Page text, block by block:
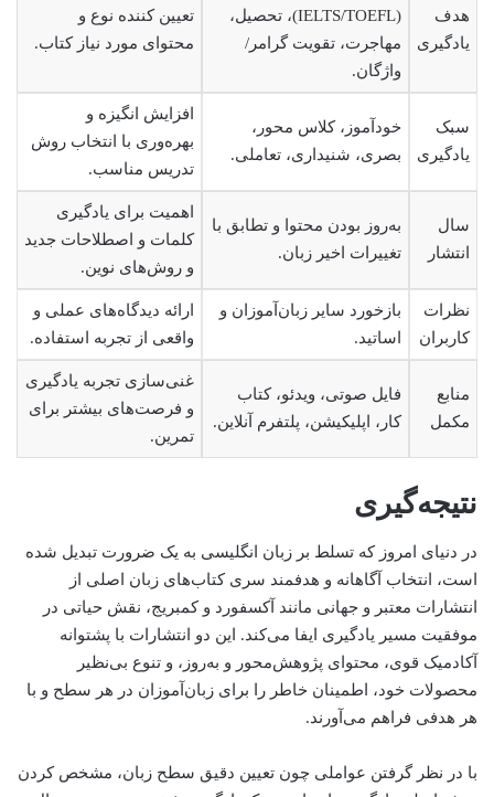
هدف
یادگیری
(IELTS/TOEFL)، تحصیل،
مهاجرت، تقویت گرامر/
واژگان.
تعیین کننده نوع و
محتوای مورد نیاز کتاب.
سبک
یادگیری
خودآموز، کلاس محور،
بصری، شنیداری، تعاملی.
افزایش انگیزه و
بهره‌وری با انتخاب روش
تدریس مناسب.
سال
انتشار
به‌روز بودن محتوا و تطابق با
تغییرات اخیر زبان.
اهمیت برای یادگیری
کلمات و اصطلاحات جدید
و روش‌های نوین.
نظرات
کاربران
بازخورد سایر زبان‌آموزان و
اساتید.
ارائه دیدگاه‌های عملی و
واقعی از تجربه استفاده.
منابع
مکمل
فایل صوتی، ویدئو، کتاب
کار، اپلیکیشن، پلتفرم آنلاین.
غنی‌سازی تجربه یادگیری
و فرصت‌های بیشتر برای
تمرین.
نتیجه‌گیری
در دنیای امروز که تسلط بر زبان انگلیسی به یک ضرورت تبدیل شده
است، انتخاب آگاهانه و هدفمند سری کتاب‌های زبان اصلی از
انتشارات معتبر و جهانی مانند آکسفورد و کمبریج، نقش حیاتی در
موفقیت مسیر یادگیری ایفا می‌کند. این دو انتشارات با پشتوانه
آکادمیک قوی، محتوای پژوهش‌محور و به‌روز، و تنوع بی‌نظیر
محصولات خود، اطمینان خاطر را برای زبان‌آموزان در هر سطح و با
هر هدفی فراهم می‌آورند.
با در نظر گرفتن عواملی چون تعیین دقیق سطح زبان، مشخص کردن